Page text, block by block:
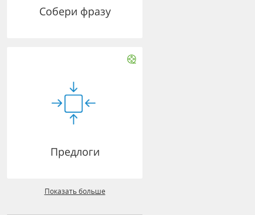
Собери фразу
Предлоги
Показать больше